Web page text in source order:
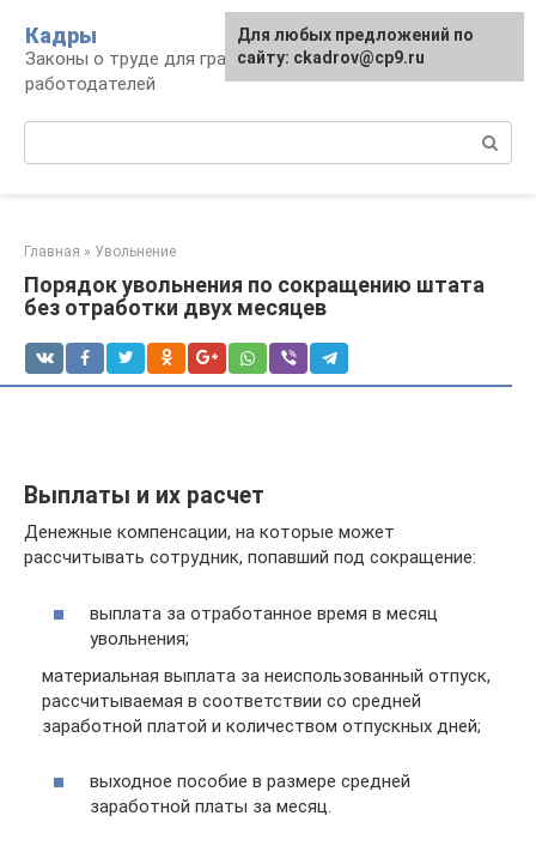
контенту
Кадры
Законы о труде для граждан и
работодателей
Главная » Увольнение
Порядок увольнения по сокращению штата
без отработки двух месяцев
Выплаты и их расчет
Денежные компенсации, на которые может
рассчитывать сотрудник, попавший под сокращение:
выплата за отработанное время в месяц
увольнения;
материальная выплата за неиспользованный отпуск,
рассчитываемая в соответствии со средней
заработной платой и количеством отпускных дней;
выходное пособие в размере средней
заработной платы за месяц.
Для любых предложений по
сайту: ckadrov@cp9.ru